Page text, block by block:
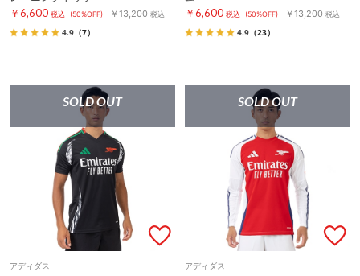
￥6,600 税込 (50%OFF) ￥13,200 税込
4.9 （7）
￥6,600 税込 (50%OFF) ￥13,200 税込
4.9 （23）
SOLD OUT
アディダス
SOLD OUT
アディダス